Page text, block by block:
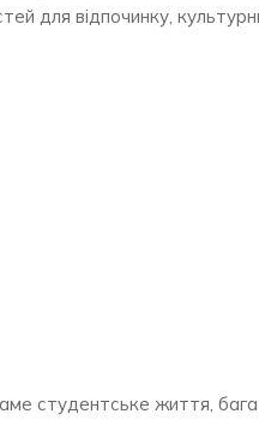
для відпочинку,
студентське життя,